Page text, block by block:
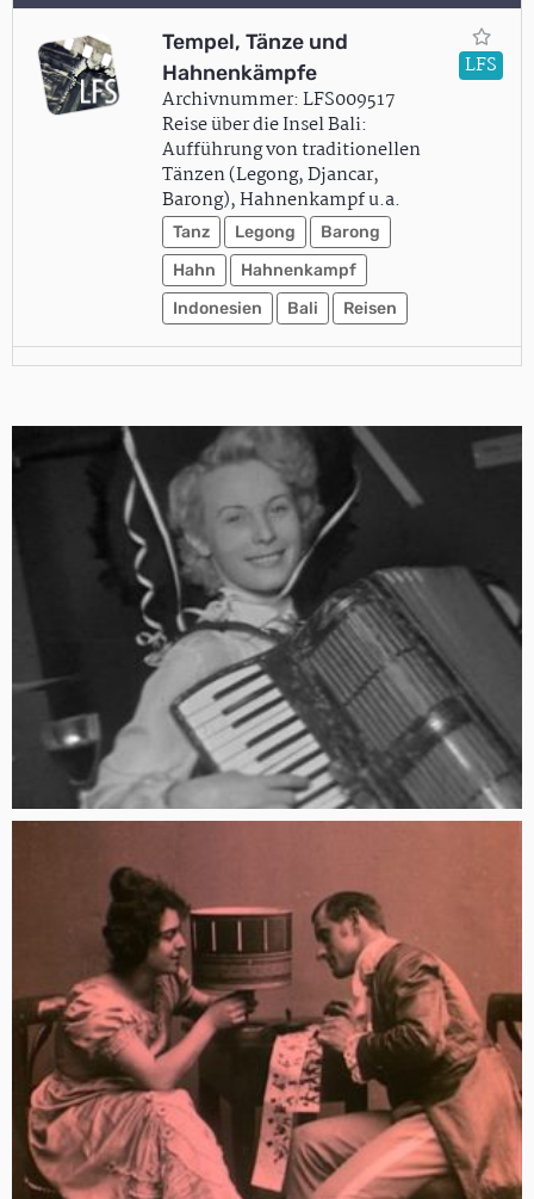
Tempel, Tänze und
Hahnenkämpfe
Archivnummer: LFS009517
Reise über die Insel Bali:
Aufführung von traditionellen
Tänzen (Legong, Djancar,
Barong), Hahnenkampf u.a.
Tanz Legong
Barong
Hahn
Hahnenkampf
Indonesien
Bali Reisen
LFS